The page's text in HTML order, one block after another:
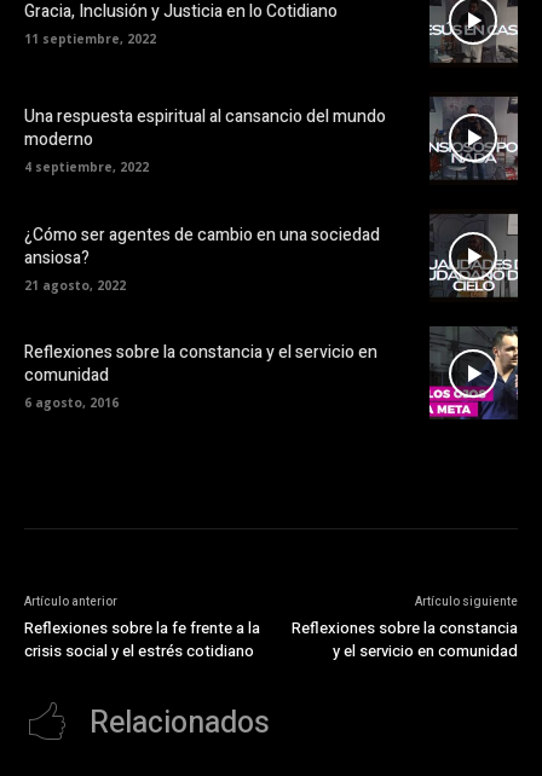
Gracia, Inclusión y Justicia en lo Cotidiano
11 septiembre, 2022
Una respuesta espiritual al cansancio del mundo
moderno
4 septiembre, 2022
¿Cómo ser agentes de cambio en una sociedad
ansiosa?
21 agosto, 2022
Reflexiones sobre la constancia y el servicio en
comunidad
6 agosto, 2016
Artículo anterior
Reflexiones sobre la fe frente a la
crisis social y el estrés cotidiano
Artículo siguiente
Reflexiones sobre la constancia
y el servicio en comunidad
Relacionados